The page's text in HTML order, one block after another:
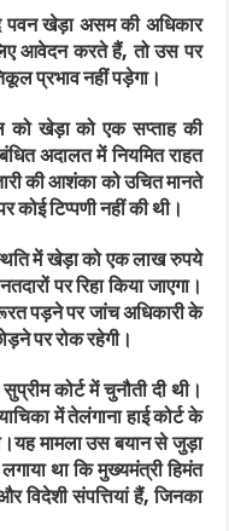
पवन खेड़ा असम की अधिकार
आवेदन करते हैं, तो उस पर
प्रभाव नहीं पड़ेगा।
को खेड़ा को एक सप्ताह की
अदालत में नियमित राहत
की आशंका को उचित मानते
कोई टिप्पणी नहीं की थी।
में खेड़ा को एक लाख रुपये
पर रिहा किया जाएगा।
पड़ने पर जांच अधिकारी के
पर रोक रहेगी।
कोर्ट में चुनौती दी थी।
में तेलंगाना हाई कोर्ट के
मामला उस बयान से जुड़ा
था कि मुख्यमंत्री हिमंत
विदेशी संपत्तियां हैं, जिनका